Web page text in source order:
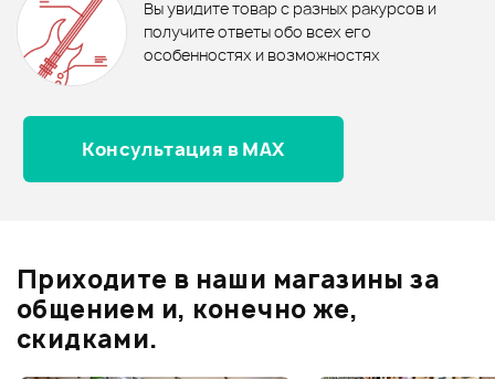
0.0
Оценка5
Оценка4
Оценка1
Вы увидите товар с разных ракурсов и
получите ответы обо всех его
особенностях и возможностях
Консультация в MAX
Приходите в наши магазины за
общением и, конечно же,
скидками.